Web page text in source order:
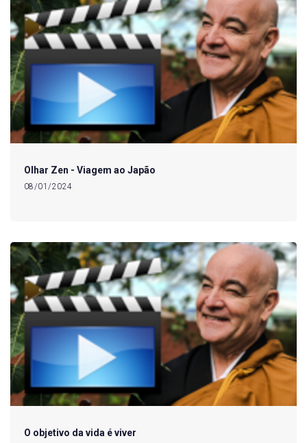
Olhar Zen - Viagem ao Japão
08/01/2024
O objetivo da vida é viver